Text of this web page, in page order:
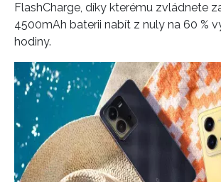
FlashCharge, díky kterému zvládnete
4500mAh baterii nabít z nuly na 60 %
hodiny.